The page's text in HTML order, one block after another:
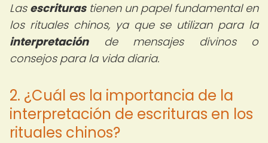
Las escriturastienen un papel fundamental en
los rituales chinos, ya que se utilizan para la
interpretaciónde mensajes divinos o
consejos para la vida diaria.
2. ¿Cuál es la importancia de la
interpretación de escrituras en los
rituales chinos?